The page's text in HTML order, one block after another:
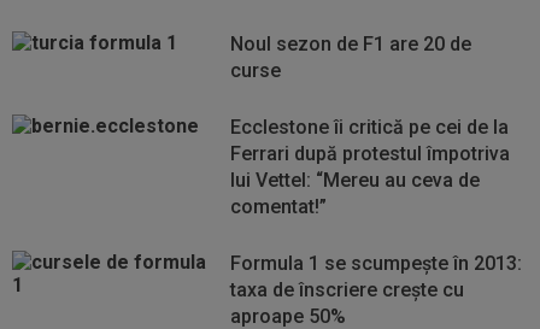
Noul sezon de F1 are 20 de
curse
Ecclestone îi critică pe cei de la
Ferrari după protestul împotriva
lui Vettel: “Mereu au ceva de
comentat!”
Formula 1 se scumpește în 2013:
taxa de înscriere crește cu
aproape 50%